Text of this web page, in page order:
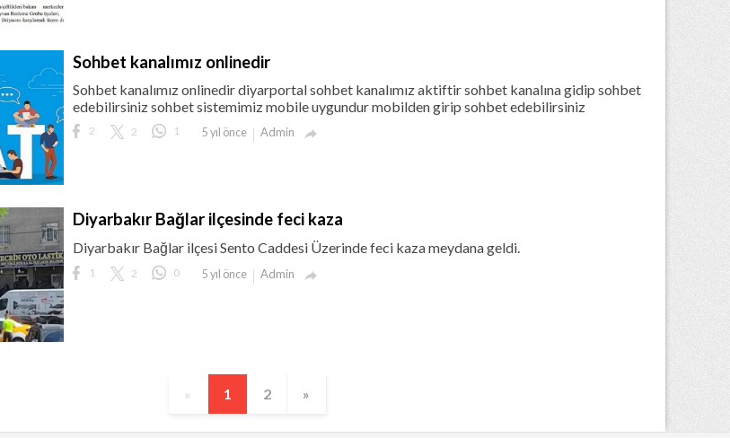
Sohbet kanalımız onlinedir
Sohbet kanalımız onlinedir diyarportal sohbet kanalımız aktiftir sohbet kanalına gidip sohbet
edebilirsiniz sohbet sistemimiz mobile uygundur mobilden girip sohbet edebilirsiniz
2 2 1 5 yıl önce Admin 
Diyarbakır Bağlar ilçesinde feci kaza
Diyarbakır Bağlar ilçesi Sento Caddesi Üzerinde feci kaza meydana geldi.
1 2 0 5 yıl önce Admin 
« 1 2 »